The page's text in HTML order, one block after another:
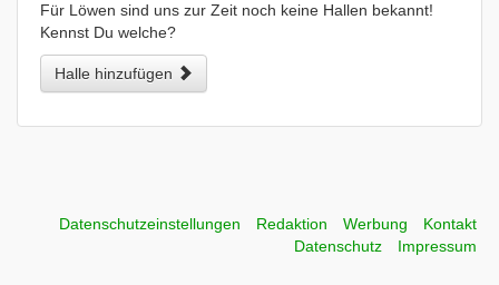
Für Löwen sind uns zur Zeit noch keine Hallen bekannt!
Kennst Du welche?
Halle hinzufügen
Datenschutzeinstellungen Redaktion Werbung
Kontakt
Datenschutz
Impressum